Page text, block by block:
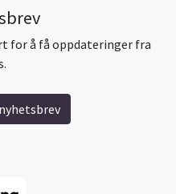
for å få oppdateringer fra